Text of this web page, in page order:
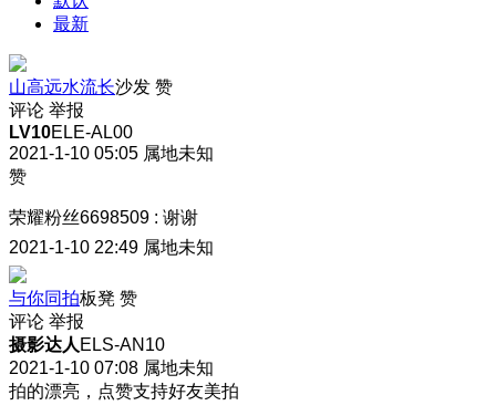
最新
山高远水流长沙发 赞
评论 举报
LV10ELE-AL00
2021-1-10 05:05 属地未知
赞
荣耀粉丝6698509 : 谢谢
2021-1-10 22:49 属地未知
与你同拍板凳 赞
评论 举报
摄影达人 ELS-AN10
2021-1-10 07:08 属地未知
拍的漂亮，点赞支持好友美拍